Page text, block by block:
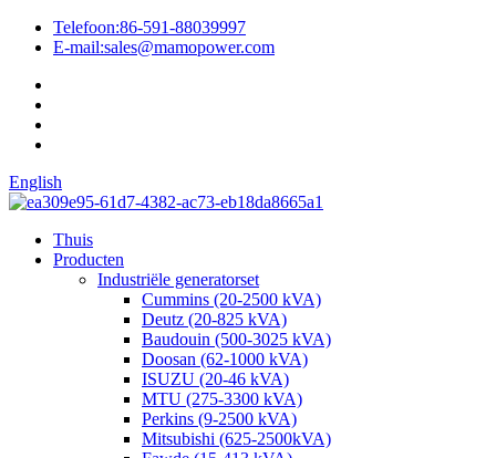
Telefoon:86-591-88039997
E-mail:sales@mamopower.com
English
Thuis
Producten
Industriële generatorset
Cummins (20-2500 kVA)
Deutz (20-825 kVA)
Baudouin (500-3025 kVA)
Doosan (62-1000 kVA)
ISUZU (20-46 kVA)
MTU (275-3300 kVA)
Perkins (9-2500 kVA)
Mitsubishi (625-2500kVA)